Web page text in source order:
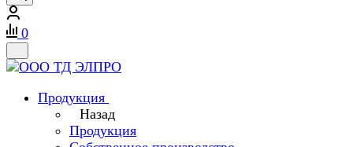
0
Продукция
Назад
Продукция